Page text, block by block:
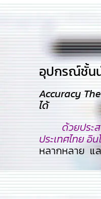
อุปกรณ์ชั้น
Accuracy
ได้
ด้วยประ
ประเทศไทย อิ
หลากหลาย แล